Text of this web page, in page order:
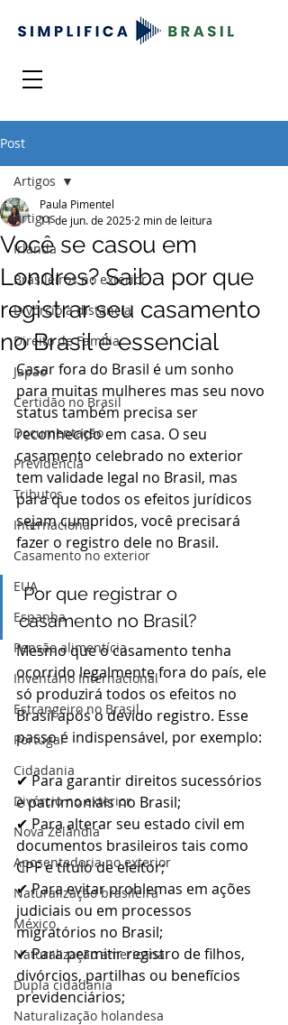
Post
Artigos
Irlanda
Brasileiros no exterior
Divórcio a distância
Direito de Familia
Japão
Certidão no Brasil
Documentação
Previdência
Tributos
Internacional
Casamento no exterior
EUA
Espanha
Pensão alimentícia
Inventário Internacional
Estrangeiro no Brasil
Portugal
Cidadania
Divórcio no exterior
Nova Zelândia
Aposentadoria no exterior
Naturalização brasileira
México
Naturalização americana
Dupla cidadania
Naturalização holandesa
Artigos
Você se casou em
Londres? Saiba por que
registrar seu casamento
no Brasil é essencial
Paula Pimentel
11 de jun. de 2025 2 min de leitura
Casar fora do Brasil é um sonho
para muitas mulheres mas seu novo
status também precisa ser
reconhecido em casa. O seu
casamento celebrado no exterior
tem validade legal no Brasil, mas
para que todos os efeitos jurídicos
sejam cumpridos, você precisará
fazer o registro dele no Brasil.
Por que registrar o
casamento no Brasil?
Mesmo que o casamento tenha
ocorrido legalmente fora do país, ele
só produzirá todos os efeitos no
Brasil após o devido registro. Esse
passo é indispensável, por exemplo:
✔ Para garantir direitos sucessórios
e patrimoniais no Brasil;
✔ Para alterar seu estado civil em
documentos brasileiros tais como
CPF e título de eleitor;
✔ Para evitar problemas em ações
judiciais ou em processos
migratórios no Brasil;
✔ Para permitir registro de filhos,
divórcios, partilhas ou benefícios
previdenciários;